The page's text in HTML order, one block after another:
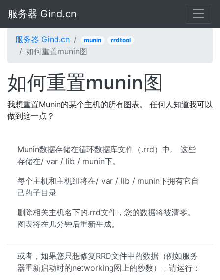
服务器 Gind.cn
服务器 Gind.cn munin rrdtool
如何重置munin图
如何重置munin图
我想重置Munin的某个主机的所有图表。 任何人知道我可以
做到这一点？
Munin数据存储在循环数据库文件（.rrd）中。 这些
存储在/ var / lib / munin下。
每个主机和主机组将在/ var / lib / munin下拥有它自
己的子目录
删除相关主机名下的.rrd文件，您的数据将被清零。
图表将在几分钟后重新生成。
或者，如果您只想修复RRD文件中的数据（例如服务
器重新启动时的networking图上的秒数），请运行：